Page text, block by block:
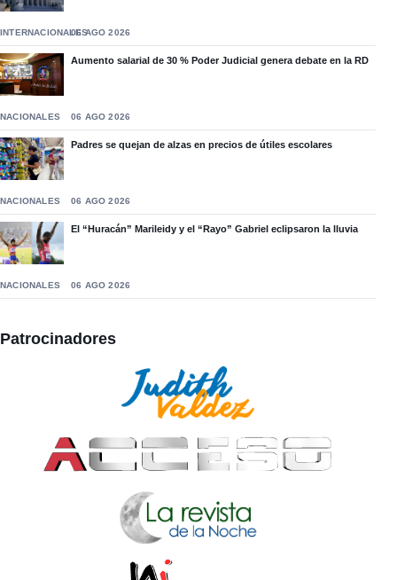
INTERNACIONALES06 AGO 2026
Aumento salarial de 30 % Poder Judicial genera debate en la RD
NACIONALES 06 AGO 2026
Padres se quejan de alzas en precios de útiles escolares
NACIONALES 06 AGO 2026
El “Huracán” Marileidy y el “Rayo” Gabriel eclipsaron la lluvia
NACIONALES 06 AGO 2026
Patrocinadores